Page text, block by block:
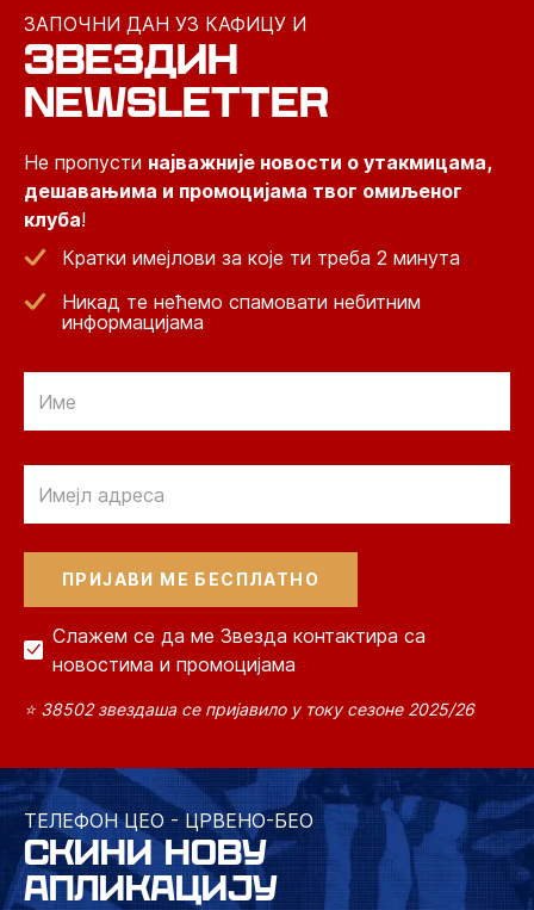
ЗАПОЧНИ ДАН УЗ КАФИЦУ И
ЗВЕЗДИН
NEWSLETTER
Не пропусти најважније новости о утакмицама,
дешавањима и промоцијама твог омиљеног
клуба!
Кратки имејлови за које ти треба 2 минута
Никад те нећемо спамовати небитним
информацијама
Слажем се да ме Звезда контактира са
новостима и промоцијама
⭐ 38502 звездаша се пријавило у току сезоне 2025/26
ТЕЛЕФОН ЦЕО - ЦРВЕНО-БЕО
СКИНИ НОВУ
АПЛИКАЦИЈУ